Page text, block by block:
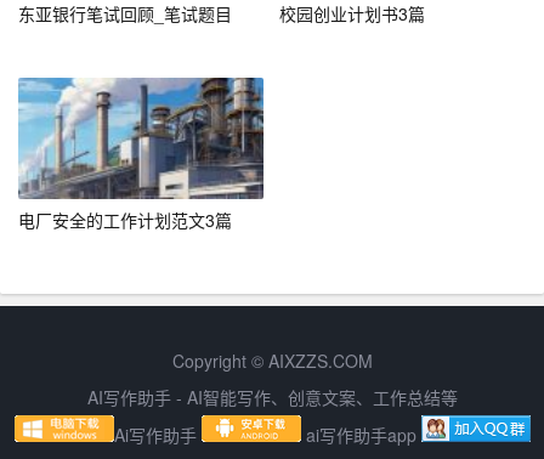
3. 团队协作能力强，能够与同事共同推进项目进展。
4. 具备良好的职业素养，对待工作认真负责，注重细节。
五、结尾
感谢您花时间阅读我的求职信。我坚信，凭借我的专业能
力和敬业精神，我一定能够胜任高级指导员这一职位。期
感荣幸。在此，祝贵公司事业蒸蒸日上，业务繁荣昌盛！
东亚银行笔试回顾_笔试题目 校园创业计划书3篇
电厂安全的工作计划范文3篇
Copyright © AIXZZS.COM
AI写作助手 - AI智能写作、创意文案、工作总结等
Ai写作助手
ai写作助手app